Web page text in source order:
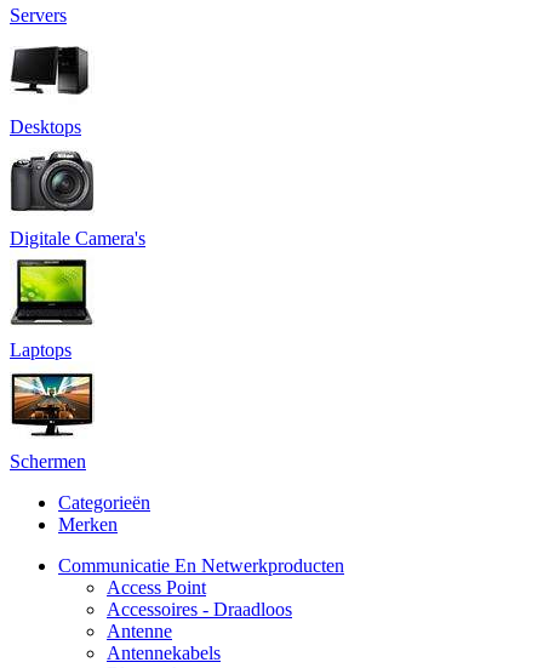
Servers
Desktops
Digitale Camera's
Laptops
Schermen
Categorieën
Merken
Communicatie En Netwerkproducten
Access Point
Accessoires - Draadloos
Antenne
Antennekabels